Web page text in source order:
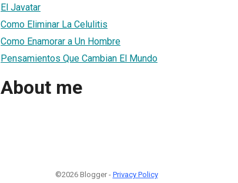
El Javatar
Como Eliminar La Celulitis
Como Enamorar a Un Hombre
Pensamientos Que Cambian El Mundo
About me
©2026 Blogger - Privacy Policy